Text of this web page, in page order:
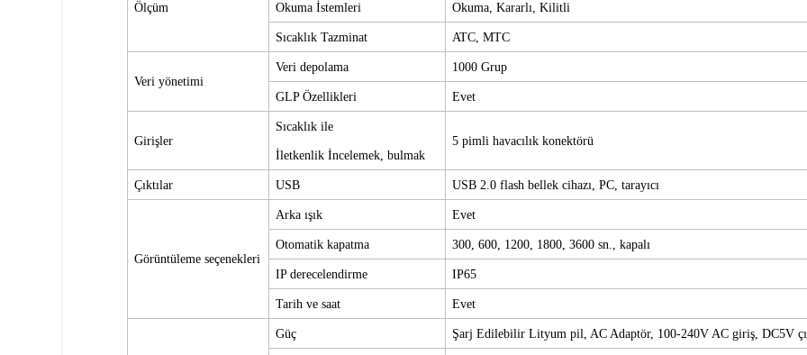
Ölçüm Okuma İstemleri Okuma, Kararlı, Kilitli
Sıcaklık Tazminat ATC, MTC
Veri yönetimi
Veri depolama 1000 Grup
GLP Özellikleri Evet
Girişler
Sıcaklık ile
İletkenlik İncelemek, bulmak
5 pimli havacılık konektörü
Çıktılar USB USB 2.0 flash bellek cihazı, PC, tarayıcı
Görüntüleme seçenekleri
Arka ışık Evet
Otomatik kapatma 300, 600, 1200, 1800, 3600 sn., kapalı
IP derecelendirme IP65
Tarih ve saat Evet
Güç Şarj Edilebilir Lityum pil, AC Adaptör, 100-240V AC giriş, DC5V